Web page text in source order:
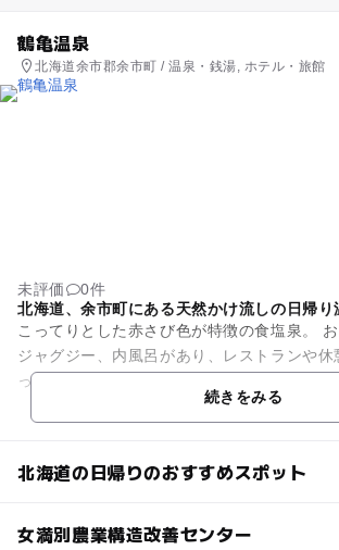
鶴亀温泉
北海道余市郡余市町 / 温泉・銭湯, ホテル・旅館
未評価
0件
北海道、余市町にある天然かけ流しの日帰
こってりとした赤さび色が特徴の食塩泉。 お
ジャグジー、内風呂があり、レストランや休
っくり一日楽しめます。 レストランのメニュ
続きをみる
北海道の日帰りのおすすめスポット
女満別農業構造改善センター